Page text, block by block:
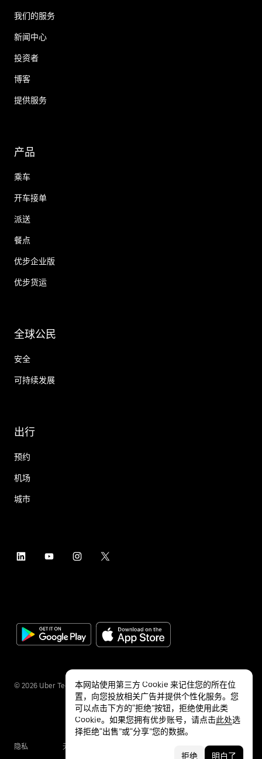
我们的服务
新闻中心
投资者
博客
提供服务
产品
乘车
开车接单
派送
餐点
优步企业版
优步货运
全球公民
安全
可持续发展
出行
预约
机场
城市
© 2026 Uber Technologies Inc.
隐私 无障碍服务
本网站使用第三方 Cookie 来记住您的所在位
置，向您投放相关广告并提供个性化服务。您
可以点击下方的“拒绝”按钮，拒绝使用此类
Cookie。如果您拥有优步账号，请点击此处选
择拒绝“出售”或“分享”您的数据。
拒绝 明白了